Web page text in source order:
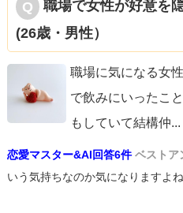
職場で女性が好意を
(26歳・男性）
職場に気になる女
で飲みにいったこ
もしていて結構仲...
恋愛マスター&AI回答6件 ベストア
いう気持ちなのか気になりますよ